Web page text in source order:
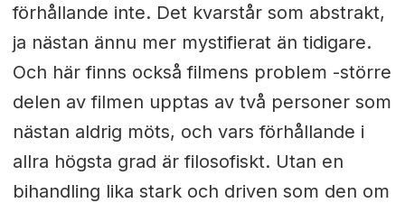
förhållande inte. Det kvarstår som abstrakt,
ja nästan ännu mer mystifierat än tidigare.
Och här finns också filmens problem -större
delen av filmen upptas av två personer som
nästan aldrig möts, och vars förhållande i
allra högsta grad är filosofiskt. Utan en
bihandling lika stark och driven som den om